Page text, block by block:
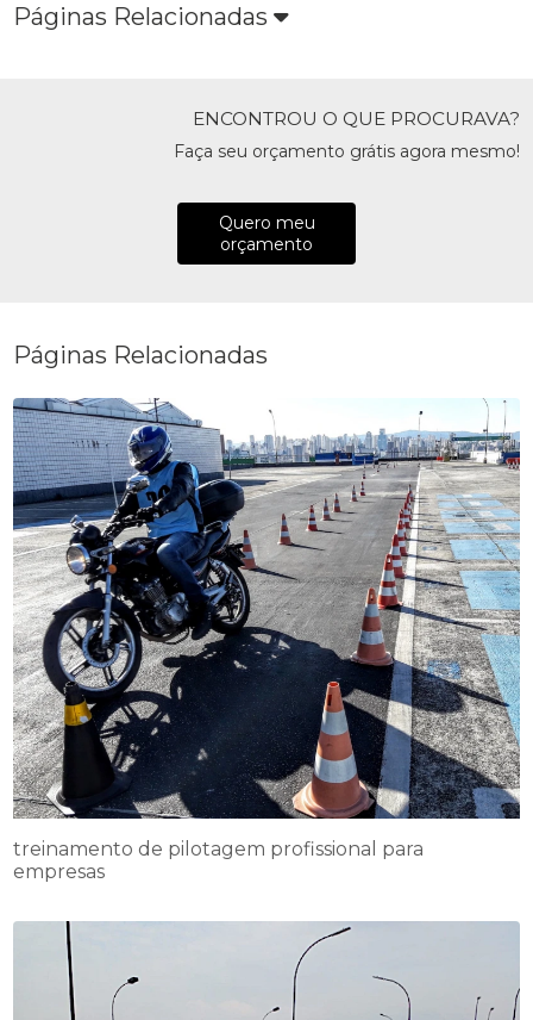
Páginas Relacionadas
ENCONTROU O QUE PROCURAVA?
Faça seu orçamento grátis agora mesmo!
Quero meu
orçamento
Páginas Relacionadas
treinamento de pilotagem profissional para
empresas